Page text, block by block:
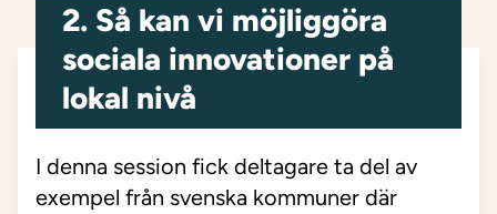
2. Så kan vi möjliggöra
sociala innovationer på
lokal nivå
I denna session fick deltagare ta del av
exempel från svenska kommuner där